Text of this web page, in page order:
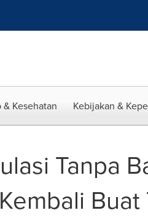
Kesehatan Kebijakan &
Tanpa